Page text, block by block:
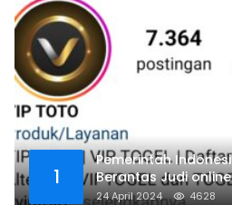
1
Pemerintah
Berantas Judi online
24 April 2024 4628